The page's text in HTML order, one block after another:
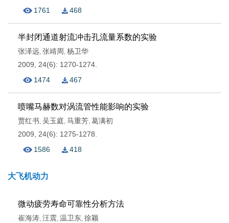
1761
468
半封闭通道射流冲击孔流量系数的实验
张泽远, 张靖周 , 杨卫华
2009, 24(6): 1270-1274.
1474
467
喷嘴马赫数对涡流管性能影响的实验
贾红书, 吴玉庭, 马重芳, 葛满初
2009, 24(6): 1275-1278.
1586
418
大飞机动力
微动疲劳寿命可靠性分析方法
崔海涛, 汪震, 温卫东, 徐颖